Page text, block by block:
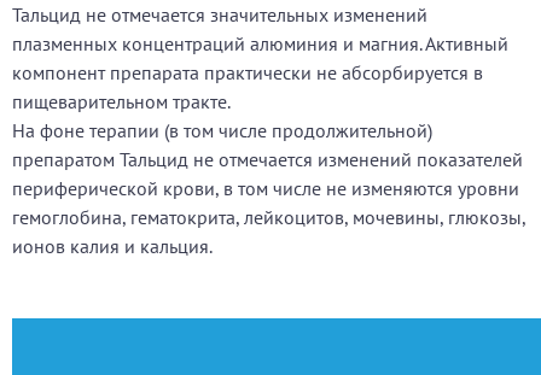
Тальцид не отмечается значительных изменений
плазменных концентраций алюминия и магния. Активный
компонент препарата практически не абсорбируется в
пищеварительном тракте.
На фоне терапии (в том числе продолжительной)
препаратом Тальцид не отмечается изменений показателей
периферической крови, в том числе не изменяются уровни
гемоглобина, гематокрита, лейкоцитов, мочевины, глюкозы,
ионов калия и кальция.